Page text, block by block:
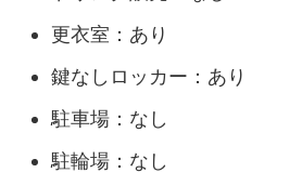
更衣室：あり
鍵なしロッカー：あり
駐車場：なし
駐輪場：なし